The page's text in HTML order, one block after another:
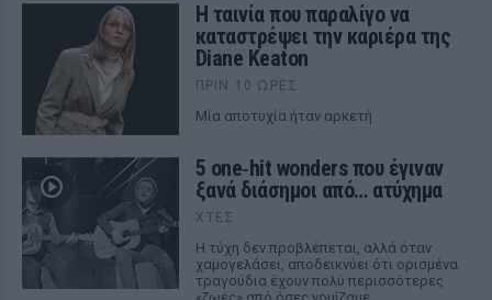
Η ταινία που παραλίγο να
καταστρέψει την καριέρα της
Diane Keaton
ΠΡΙΝ 10 ΏΡΕΣ
Μία αποτυχία ήταν αρκετή
5 one‑hit wonders που έγιναν
ξανά διάσημοι από… ατύχημα
ΧΤΕΣ
Η τύχη δεν προβλέπεται, αλλά όταν
χαμογελάσει, αποδεικνύει ότι ορισμένα
τραγούδια έχουν πολύ περισσότερες